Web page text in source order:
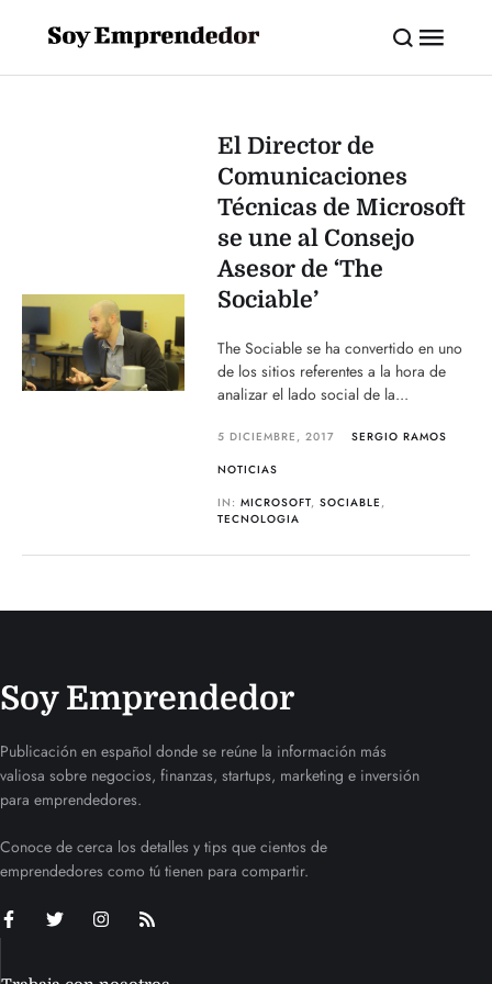
El Director de
Comunicaciones
Técnicas de Microsoft
se une al Consejo
Asesor de ‘The
Sociable’
The Sociable se ha convertido en uno
de los sitios referentes a la hora de
analizar el lado social de la...
5 DICIEMBRE, 2017
SERGIO RAMOS
NOTICIAS
IN:MICROSOFT,SOCIABLE ,
TECNOLOGIA
Soy Emprendedor
Publicación en español donde se reúne la información más
valiosa sobre negocios, finanzas, startups, marketing e inversión
para emprendedores.
Conoce de cerca los detalles y tips que cientos de
emprendedores como tú tienen para compartir.